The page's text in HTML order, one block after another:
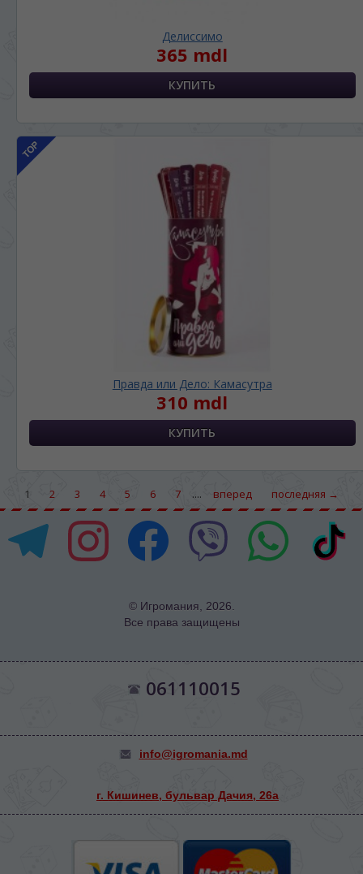
Делиссимо
365 mdl
Правда или Дело: Камасутра
310 mdl
1 2 3 4 5 6 7 .... вперед последняя →
© Игромания, 2026.
Все права защищены
061110015
info@igromania.md
г. Кишинев, бульвар Дачия, 26а